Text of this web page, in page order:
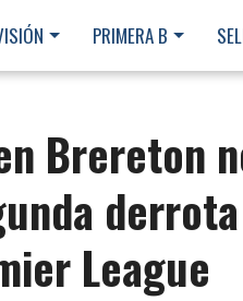
PRIMERA B
Brereton
League